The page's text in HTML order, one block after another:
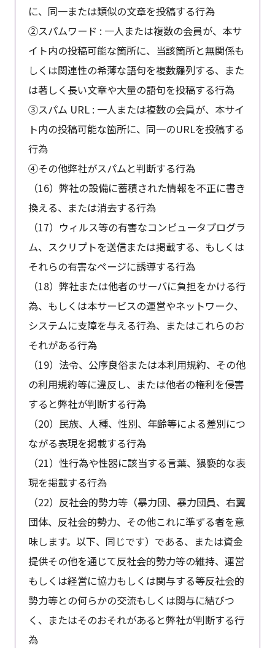
に、同一または類似の文章を投稿する行為
②スパムワード : 一人または複数の会員が、本サ
イト内の投稿可能な箇所に、当該箇所と無関係も
しくは関連性の希薄な語句を複数羅列する、また
は著しく長い文章や大量の語句を投稿する行為
③スパム URL : 一人または複数の会員が、本サイ
ト内の投稿可能な箇所に、同一のURLを投稿する
行為
④その他弊社がスパムと判断する行為
（16）弊社の設備に蓄積された情報を不正に書き
換える、または消去する行為
（17）ウィルス等の有害なコンピュータプログラ
ム、スクリプトを送信または掲載する、もしくは
それらの有害なページに誘導する行為
（18）弊社または他者のサーバに負担をかける行
為、もしくは本サービスの運営やネットワーク、
システムに支障を与える行為、またはこれらのお
それがある行為
（19）法令、公序良俗または本利用規約、その他
の利用規約等に違反し、または他者の権利を侵害
すると弊社が判断する行為
（20）民族、人種、性別、年齢等による差別につ
ながる表現を掲載する行為
（21）性行為や性器に該当する言葉、猥褻的な表
現を掲載する行為
（22）反社会的勢力等（暴力団、暴力団員、右翼
団体、反社会的勢力、その他これに準ずる者を意
味します。以下、同じです）である、または資金
提供その他を通じて反社会的勢力等の維持、運営
もしくは経営に協力もしくは関与する等反社会的
勢力等との何らかの交流もしくは関与に結びつ
く、またはそのおそれがあると弊社が判断する行
為